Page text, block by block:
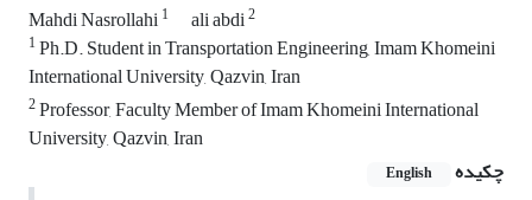
Mahdi Nasrollahi1 ali abdi2
1Ph.D. Student in Transportation Engineering, Imam Khomeini
International University, Qazvin, Iran
2Professor, Faculty Member of Imam Khomeini International
University, Qazvin, Iran
چکیده
English